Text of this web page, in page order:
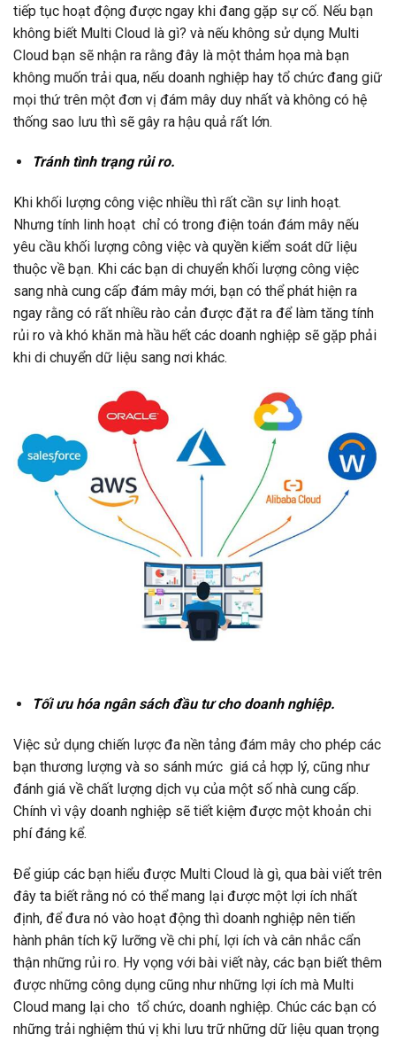
tiếp tục hoạt động được ngay khi đang gặp sự cố. Nếu bạn
không biết Multi Cloud là gì? và nếu không sử dụng Multi
Cloud bạn sẽ nhận ra rằng đây là một thảm họa mà bạn
không muốn trải qua, nếu doanh nghiệp hay tổ chức đang giữ
mọi thứ trên một đơn vị đám mây duy nhất và không có hệ
thống sao lưu thì sẽ gây ra hậu quả rất lớn.
Tránh tình trạng rủi ro.
Khi khối lượng công việc nhiều thì rất cần sự linh hoạt.
Nhưng tính linh hoạt chỉ có trong điện toán đám mây nếu
yêu cầu khối lượng công việc và quyền kiểm soát dữ liệu
thuộc về bạn. Khi các bạn di chuyển khối lượng công việc
sang nhà cung cấp đám mây mới, bạn có thể phát hiện ra
ngay rằng có rất nhiều rào cản được đặt ra để làm tăng tính
rủi ro và khó khăn mà hầu hết các doanh nghiệp sẽ gặp phải
khi di chuyển dữ liệu sang nơi khác.
Tối ưu hóa ngân sách đầu tư cho doanh nghiệp.
Việc sử dụng chiến lược đa nền tảng đám mây cho phép các
bạn thương lượng và so sánh mức giá cả hợp lý, cũng như
đánh giá về chất lượng dịch vụ của một số nhà cung cấp.
Chính vì vậy doanh nghiệp sẽ tiết kiệm được một khoản chi
phí đáng kể.
Để giúp các bạn hiểu được Multi Cloud là gì, qua bài viết trên
đây ta biết rằng nó có thể mang lại được một lợi ích nhất
định, để đưa nó vào hoạt động thì doanh nghiệp nên tiến
hành phân tích kỹ lưỡng về chi phí, lợi ích và cân nhắc cẩn
thận những rủi ro. Hy vọng với bài viết này, các bạn biết thêm
được những công dụng cũng như những lợi ích mà Multi
Cloud mang lại cho tổ chức, doanh nghiệp. Chúc các bạn có
những trải nghiệm thú vị khi lưu trữ những dữ liệu quan trọng